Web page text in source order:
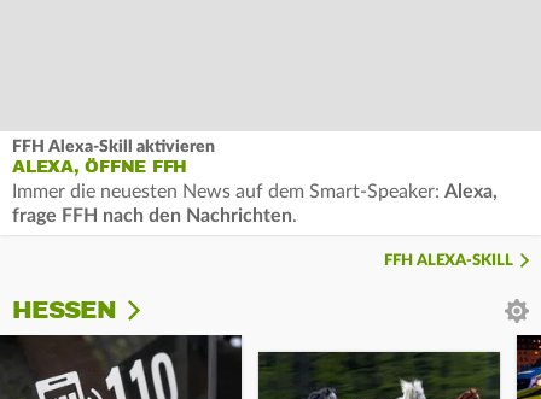
FFH Alexa-Skill aktivieren
ALEXA, ÖFFNE FFH
Immer die neuesten News auf dem Smart-Speaker: Alexa,
frage FFH nach den Nachrichten.
FFH ALEXA-SKILL
HESSEN